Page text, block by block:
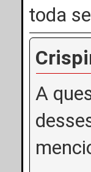
toda
A